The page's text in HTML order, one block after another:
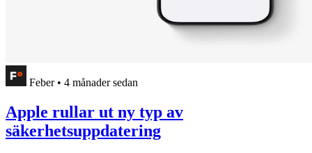
Feber • 4 månader sedan
Apple rullar ut ny typ av
säkerhetsuppdatering